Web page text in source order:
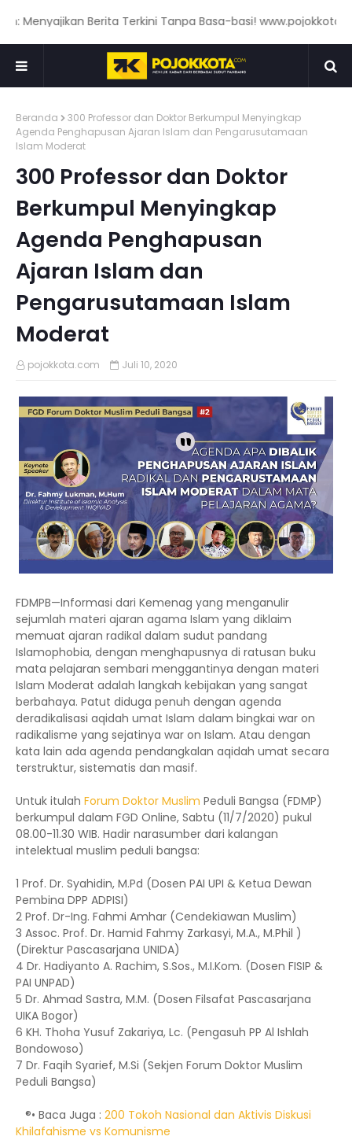
Berita Terkini Tanpa Basa-basi! www.pojokkota.com
Beranda
300 Professor dan Doktor Berkumpul Menyingkap
Agenda Penghapusan Ajaran Islam dan Pengarusutamaan
Islam Moderat
300 Professor dan Doktor
Berkumpul Menyingkap
Agenda Penghapusan
Ajaran Islam dan
Pengarusutamaan Islam
Moderat
pojokkota.com Juli 10, 2020
FDMPB—Informasi dari Kemenag yang menganulir
sejumlah materi ajaran agama Islam yang diklaim
memuat ajaran radikal dalam sudut pandang
Islamophobia, dengan menghapusnya di ratusan buku
mata pelajaran sembari menggantinya dengan materi
Islam Moderat adalah langkah kebijakan yang sangat
berbahaya. Patut diduga penuh dengan agenda
deradikalisasi aqidah umat Islam dalam bingkai war on
radikalisme yang sejatinya war on Islam. Atau dengan
kata lain ada agenda pendangkalan aqidah umat secara
terstruktur, sistematis dan masif.
Untuk itulah Forum Doktor Muslim Peduli Bangsa (FDMP)
berkumpul dalam FGD Online, Sabtu (11/7/2020) pukul
08.00-11.30 WIB. Hadir narasumber dari kalangan
intelektual muslim peduli bangsa:
1 Prof. Dr. Syahidin, M.Pd (Dosen PAI UPI & Ketua Dewan
Pembina DPP ADPISI)
2 Prof. Dr-Ing. Fahmi Amhar (Cendekiawan Muslim)
3 Assoc. Prof. Dr. Hamid Fahmy Zarkasyi, M.A., M.Phil )
(Direktur Pascasarjana UNIDA)
4 Dr. Hadiyanto A. Rachim, S.Sos., M.I.Kom. (Dosen FISIP &
PAI UNPAD)
5 Dr. Ahmad Sastra, M.M. (Dosen Filsafat Pascasarjana
UIKA Bogor)
6 KH. Thoha Yusuf Zakariya, Lc. (Pengasuh PP Al Ishlah
Bondowoso)
7 Dr. Faqih Syarief, M.Si (Sekjen Forum Doktor Muslim
Peduli Bangsa)
®• Baca Juga : 200 Tokoh Nasional dan Aktivis Diskusi
Khilafahisme vs Komunisme